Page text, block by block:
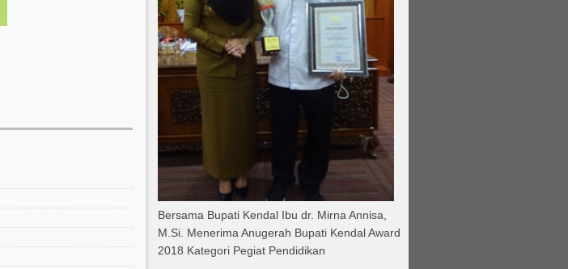
Bersama Bupati Kendal Ibu dr. Mirna Annisa,
M.Si. Menerima Anugerah Bupati Kendal Award
2018 Kategori Pegiat Pendidikan